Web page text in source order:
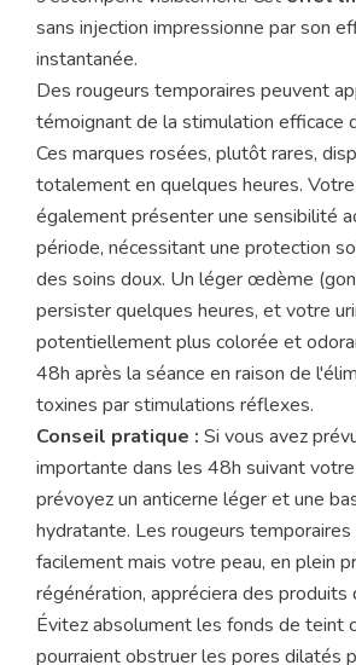
sans injection impressionne par son
instantanée.
Des rougeurs temporaires peuvent
témoignant de la stimulation efficace
Ces marques rosées, plutôt rares,
totalement en quelques heures.
également présenter une sensibilité
période, nécessitant une protection
des soins doux. Un léger œdème
persister quelques heures, et votre
potentiellement plus colorée et
48h après la séance en raison de
toxines par stimulations réflexes.
Conseil pratique : Si vous avez
importante dans les 48h suivant
prévoyez un anticerne léger et une
hydratante. Les rougeurs
facilement mais votre peau, en plein
régénération, appréciera des produits
Évitez absolument les fonds de teint
pourraient obstruer les pores dilatés